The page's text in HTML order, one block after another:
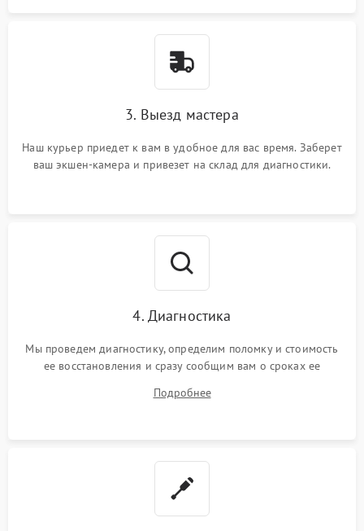
3. Выезд мастера
Наш курьер приедет к вам в удобное для вас время. Заберет
ваш экшен-камера и привезет на склад для диагностики.
4. Диагностика
Мы проведем диагностику, определим поломку и стоимость
ее восстановления и сразу сообщим вам о сроках ее
Подробнее